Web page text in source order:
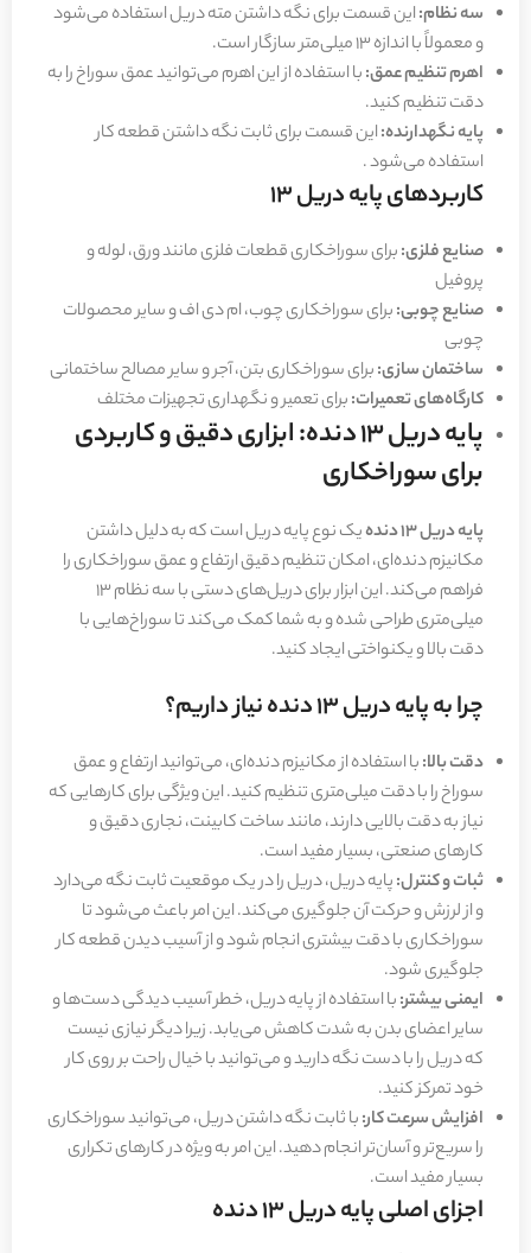
سه نظام:این قسمت برای نگه داشتن مته دریل استفاده می‌شود
و معمولاً با اندازه 13 میلی‌متر سازگار است.
اهرم تنظیم عمق:با استفاده از این اهرم می‌توانید عمق سوراخ را به
دقت تنظیم کنید.
پایه نگهدارنده:این قسمت برای ثابت نگه داشتن قطعه کار
استفاده می‌شود .
کاربردهای پایه دریل 13
صنایع فلزی:برای سوراخکاری قطعات فلزی مانند ورق، لوله و
پروفیل
صنایع چوبی:برای سوراخکاری چوب، ام دی اف و سایر محصولات
چوبی
ساختمان سازی:برای سوراخکاری بتن، آجر و سایر مصالح ساختمانی
کارگاه‌های تعمیرات:برای تعمیر و نگهداری تجهیزات مختلف
پایه دریل 13 دنده: ابزاری دقیق و کاربردی
برای سوراخکاری
پایه دریل 13 دنده
یک نوع پایه دریل است که به دلیل داشتن
مکانیزم دنده‌ای، امکان تنظیم دقیق ارتفاع و عمق سوراخکاری را
فراهم می‌کند. این ابزار برای دریل‌های دستی با سه نظام 13
میلی‌متری طراحی شده و به شما کمک می‌کند تا سوراخ‌هایی با
دقت بالا و یکنواختی ایجاد کنید.
چرا به پایه دریل 13 دنده نیاز داریم؟
دقت بالا:با استفاده از مکانیزم دنده‌ای، می‌توانید ارتفاع و عمق
سوراخ را با دقت میلی‌متری تنظیم کنید. این ویژگی برای کارهایی که
نیاز به دقت بالایی دارند، مانند ساخت کابینت، نجاری دقیق و
کارهای صنعتی، بسیار مفید است.
ثبات و کنترل:پایه دریل، دریل را در یک موقعیت ثابت نگه می‌دارد
و از لرزش و حرکت آن جلوگیری می‌کند. این امر باعث می‌شود تا
سوراخکاری با دقت بیشتری انجام شود و از آسیب دیدن قطعه کار
جلوگیری شود.
ایمنی بیشتر:با استفاده از پایه دریل، خطر آسیب دیدگی دست‌ها و
سایر اعضای بدن به شدت کاهش می‌یابد. زیرا دیگر نیازی نیست
که دریل را با دست نگه دارید و می‌توانید با خیال راحت بر روی کار
خود تمرکز کنید.
افزایش سرعت کار:با ثابت نگه داشتن دریل، می‌توانید سوراخکاری
را سریع‌تر و آسان‌تر انجام دهید. این امر به ویژه در کارهای تکراری
بسیار مفید است.
اجزای اصلی پایه دریل 13 دنده